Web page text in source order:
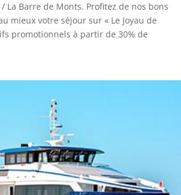
La Barre de Monts. Profitez de nos bons
mieux votre séjour sur « Le Joyau de
promotionnels à partir de 30% de